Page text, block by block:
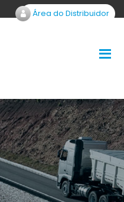
Área do Distribuidor